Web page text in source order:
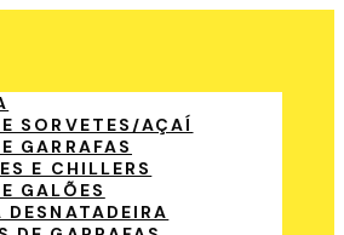
SORVETES/AÇAÍ
GARRAFAS
E CHILLERS
GALÕES
DESNATADEIRA